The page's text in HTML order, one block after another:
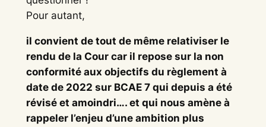
Pour autant,
il convient de tout de même relativiser le
rendu de la Cour car il repose sur la non
conformité aux objectifs du règlement à
date de 2022 sur BCAE 7 qui depuis a été
révisé et amoindri…. et qui nous amène à
rappeler l’enjeu d’une ambition plus